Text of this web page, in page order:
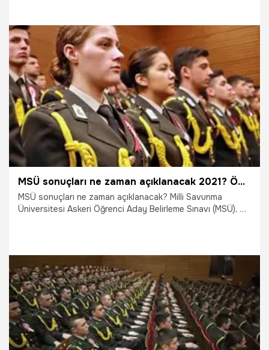
Yerleştirme Merkezi (ÖSYM) tarafından düzenlenen MSÜ
sınavının üzerinden 15 gün geçti.
19.04.2021 Eğitim
MSÜ sonuçları ne zaman açıklanacak 2021? ÖSYM tarihi açıkladı: MSÜ sınav sonuçları 2021
MSÜ sonuçları ne zaman açıklanacak? Milli Savunma
Üniversitesi Askeri Öğrenci Aday Belirleme Sınavı (MSÜ), 81
9.04.2021 Eğitim